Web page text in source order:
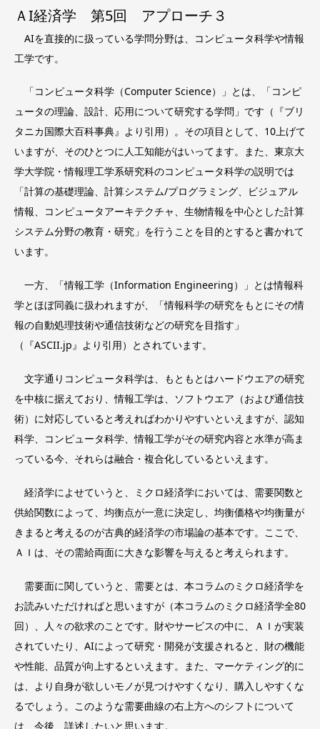
ＡI経済学 第5回 アプローチ３
AIを直接的に扱っている学問分野は、コンピュータ科学や情報
工学です。
「コンピュータ科学（Computer Science）」とは、「コンピ
ュータの理論、設計、応用について研究する学問」です（『ブリ
タニカ国際大百科事典』より引用）。その項目として、10上げて
いますが、そのひとつに人工知能がはいってます。また、東京大
学大学院・情報理工学系研究科のコンピュータ科学の説明では
「計算の基礎理論、計算システム/プログラミング、ビジュアル
情報、コンピュータアーキテクチャ、生物情報を中心とした計算
システム分野の教育・研究」を行うことを目的とすると書かれて
います。
一方、「情報工学（Information Engineering）」とは情報科
学とほぼ同義に扱われますが、「情報科学の研究をもとにその情
報の自動処理技術や通信技術などの研究を目指す」
（『ASCII.jp』より引用）とされています。
文字通りコンピュータ科学は、もともとはハードウエアの研究
を中核に据えており、情報工学は、ソフトウエア（および通信技
術）に対応していると考えればわかりやすいといえますが、認知
科学、コンピュータ科学、情報工学がその研究内容と水準が高ま
っている今、それらは融合・複合化しているといえます。
経済学によせていうと、ミクロ経済学においては、需要関数と
供給関数によって、均衡点が一意に決定し、均衡価格や均衡量が
きまると考えるのが古典的経済学の市場論の基本です。ここで、
ＡＩは、その需給両面に大きな影響を与えると考えられます。
需要面に関していうと、需要とは、本コラムのミクロ経済学を
お読みいただければと思いますが（本コラムのミクロ経済学全80
回）、人々の欲求のことです。財やサービスの中に、ＡＩが実装
されていたり、AIによって研究・開発が支援されると、財の機能
や性能、品質が向上するといえます。また、マーケティング的に
は、より自身が欲しいモノが見つけやすくなり、購入しやすくな
るでしょう。このような需要曲線の右上方へのシフトについて
は、今後、詳述したいと思います。